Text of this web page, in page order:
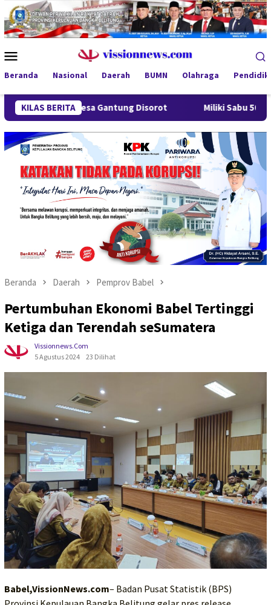
Loncat
ke
konten
Mobile
Beranda Nasional Daerah BUMN Olahraga
KILAS BERITA
Desa Gantung Disorot Miliki Sabu 50 Gram, IRT di
Beranda Daerah Pemprov Babel
Pertumbuhan Ekonomi Babel Tertinggi
Ketiga dan Terendah seSumatera
Vissionnews.com
5 Agustus 2024
23 Dilihat
Babel,VissionNews.com– Badan Pusat Statistik (BPS)